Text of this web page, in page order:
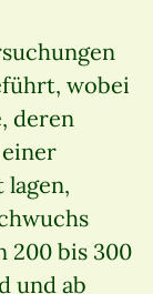
wobei
deren
200 bis 300
und ab